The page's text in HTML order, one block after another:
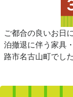
ご都合の良いお日
泊撤退に伴う家具
路市名古山町でし